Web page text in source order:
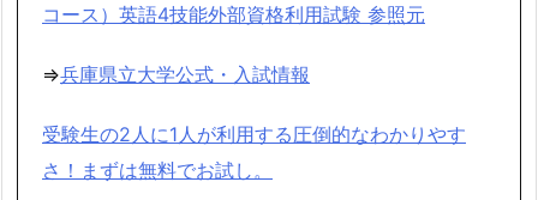
コース）英語4技能外部資格利用試験 参照元
⇒兵庫県立大学公式・入試情報
受験生の2人に1人が利用する圧倒的なわかりやす
さ！まずは無料でお試し。